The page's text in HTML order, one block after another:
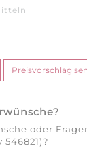
oder